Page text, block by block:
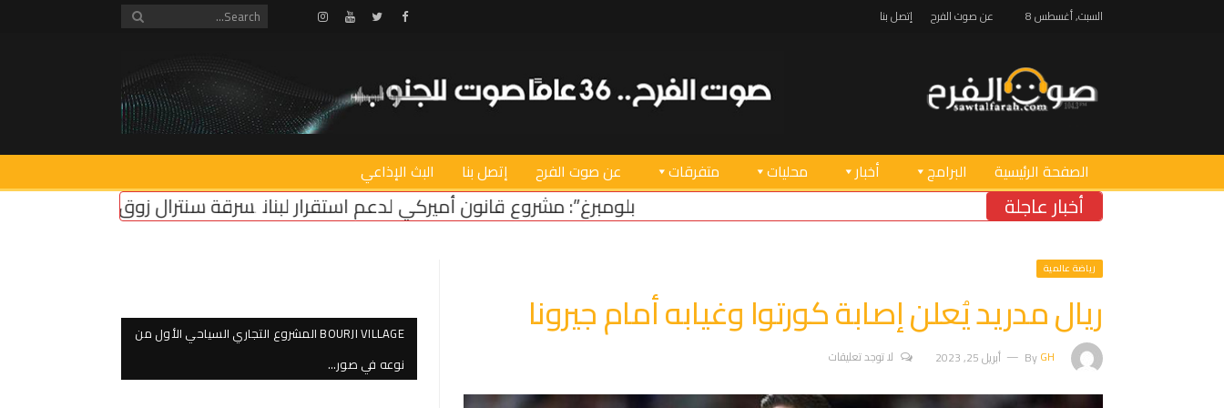
السبت, أغسطس 8 عن صوت الفرح إتصل بنا Facebook
Twitter
Youtube
Instagram
الصفحة الرئيسية البرامج أخبار محليات متفرقات عن صوت الفرح إتصل بنا البث الإذاعي
أخبار عاجلة “بلومبرغ”: مشروع قانون أميركي لدعم استقرار لبنان سرقة سنترال زوق مكايل “روابط القطاع العام”:
رياضة عالمية
ريال مدريد يُعلن إصابة كورتوا وغيابه أمام جيرونا
ByGH أبريل 25, 2023 لا توجد تعليقات
BOURJI VILLAGE المشروع التجاري السياحي الأول من
نوعه في صور…